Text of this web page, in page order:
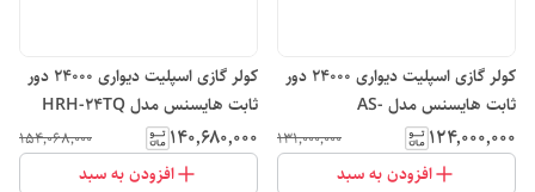
کولر گازی اسپلیت دیواری 24000 دور
ثابت هایسنس مدل AS-
24HR4SXTCA01
۱۲۴٬۰۰۰٬۰۰۰ ۱۳۱٬۰۰۰٬۰۰۰
افزودن به سبد
کولر گازی اسپلیت دیواری 24000 دور
ثابت هایسنس مدل HRH-24TQ
۱۴۰٬۶۸۰٬۰۰۰ ۱۵۴٬۰۶۸٬۰۰۰
افزودن به سبد